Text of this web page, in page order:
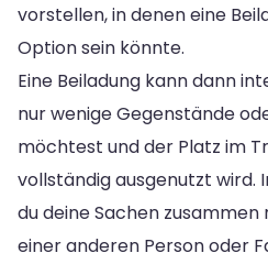
vorstellen, in denen eine
Option sein könnte.
Eine Beiladung kann dann
nur wenige Gegenstände
möchtest und der Platz im
vollständig ausgenutzt wird.
du deine Sachen
einer anderen Person oder